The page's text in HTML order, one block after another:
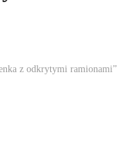
z odkrytymi ramionami”